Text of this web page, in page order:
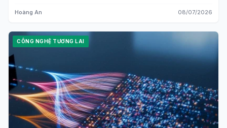
Hoàng An 08/07/2026
CÔNG NGHỆ TƯƠNG LAI